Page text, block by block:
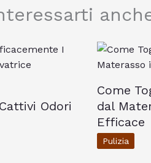
Odori
Come
dal
Efficace
Pulizia